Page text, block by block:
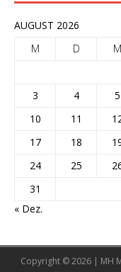
AUGUST 2026
M
D M
3
4 5
10
11
17
18
24
25
31
« Dez.
Copyright © 2026 | MH